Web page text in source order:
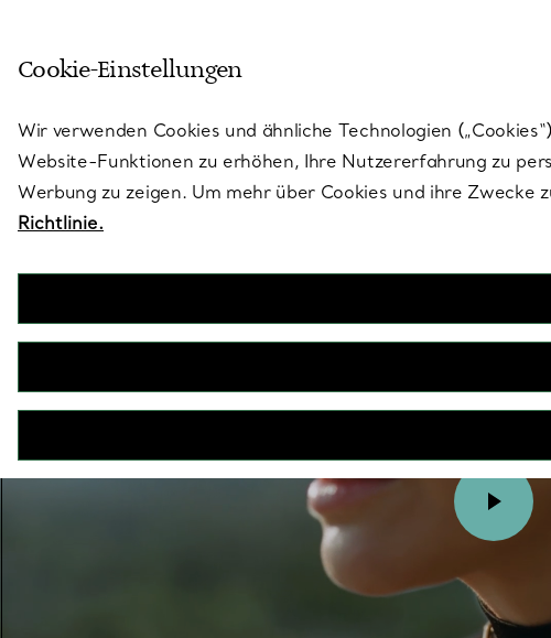
Cookie-Einstellungen
Wir verwenden Cookies und ähnliche Technologien
Website-Funktionen zu erhöhen, Ihre Nutzererfahrung zu
Werbung zu zeigen. Um mehr über Cookies und ihre
Richtlinie.